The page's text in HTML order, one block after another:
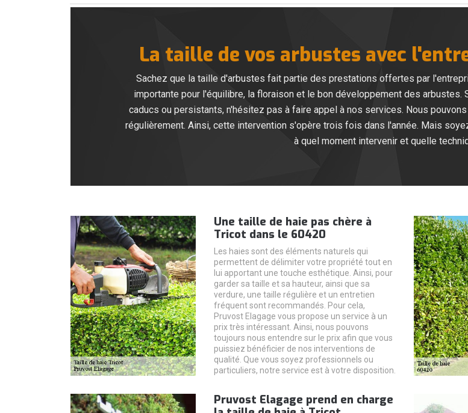
La taille de vos arbustes avec
Sachez que la taille d'arbustes fait partie des prestations offertes par
importante pour l'équilibre, la floraison et le bon développement des
caducs ou persistants, n'hésitez pas à faire appel à nos services. Nous
régulièrement. Ainsi, cette intervention s'opère trois fois dans l'année. Mais
à quel moment intervenir et quelle
Une taille de haie pas chère à
Tricot dans le 60420
Les haies sont des éléments naturels qui
permettent de délimiter votre propriété tout en
lui apportant une touche esthétique. Ainsi, pour
garder sa taille et sa hauteur, ainsi que sa
verdure, une taille régulière et un entretien
fréquent sont recommandés. Pour cela,
Pruvost Elagage vous propose un service à un
prix très intéressant. Ainsi, nous pouvons
toujours nous entendre sur le prix afin que vous
puissiez bénéficier de nos interventions de
qualité. Que vous soyez professionnels ou
particuliers, notre service est à votre disposition.
Pruvost Elagage prend en charge